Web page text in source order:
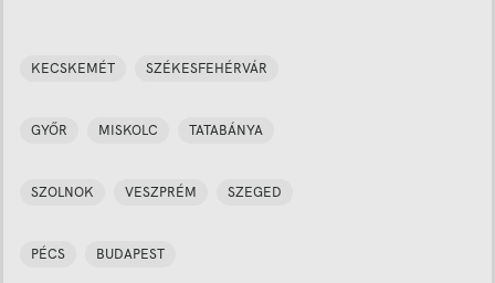
KECSKEMÉT SZÉKESFEHÉRVÁR
GYŐR MISKOLC TATABÁNYA
SZOLNOK VESZPRÉM SZEGED
PÉCS BUDAPEST